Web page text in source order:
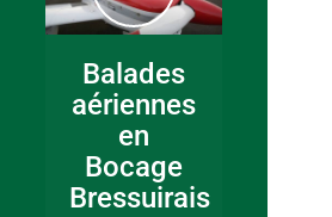
Balades
aériennes
en
Bocage
Bressuirais